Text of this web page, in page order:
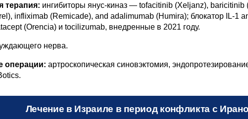
терапия: ингибиторы янус-киназ — tofacitinib (Xeljanz),
infliximab (Remicade), and adalimumab (Humira); блокатор IL-1
(Orencia) и tocilizumab, внедренные в 2021 году.
нерва.
операции: артроскопическая синовэктомия,
Лечение в Израиле в период конфликта с